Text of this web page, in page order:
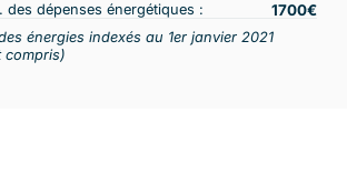
des dépenses énergétiques : 1700
énergies indexés au 1er janvier 2021
compris)